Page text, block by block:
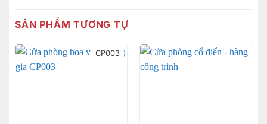
SẢN PHẨM TƯƠNG TỰ
CP003